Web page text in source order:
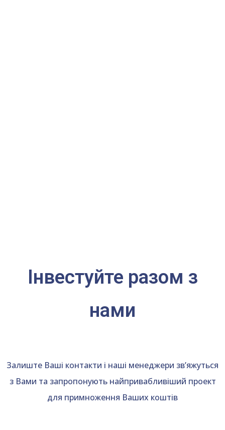
Інвестуйте разом з
нами
Залиште Ваші контакти і наші менеджери зв’яжуться
з Вами та запропонують найпривабливіший проект
для примноження Ваших коштів